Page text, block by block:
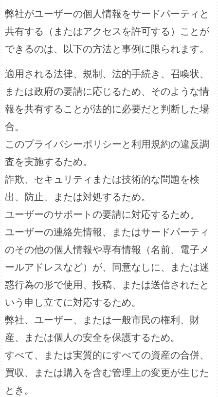
弊社がユーザーの個人情報をサードパーティと
共有する（またはアクセスを許可する）ことが
できるのは、以下の方法と事例に限られます。
適用される法律、規制、法的手続き、召喚状、
または政府の要請に応じるため、そのような情
報を共有することが法的に必要だと判断した場
合。
このプライバシーポリシーと利用規約の違反調
査を実施するため。
詐欺、セキュリティまたは技術的な問題を検
出、防止、または対処するため。
ユーザーのサポートの要請に対応するため。
ユーザーの連絡先情報、またはサードパーティ
のその他の個人情報や専有情報（名前、電子メ
ールアドレスなど）が、同意なしに、または迷
惑行為の形で使用、投稿、または送信されたと
いう申し立てに対応するため。
弊社、ユーザー、または一般市民の権利、財
産、または個人の安全を保護するため。
すべて、または実質的にすべての資産の合併、
買収、または購入を含む管理上の変更が生じた
とき。